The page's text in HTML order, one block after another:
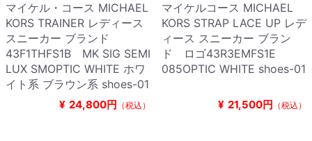
マイケル・コース MICHAEL
KORS TRAINER レディース
スニーカー ブランド
43F1THFS1B MK SIG SEMI
LUX SMOPTIC WHITE ホワ
イト系 ブラウン系 shoes-01
¥ 24,800円 （税込）
マイケルコース MICHAEL
KORS STRAP LACE UP レデ
ィース スニーカー ブラン
ド ロゴ43R3EMFS1E
085OPTIC WHITE shoes-01
¥ 21,500円 （税込）